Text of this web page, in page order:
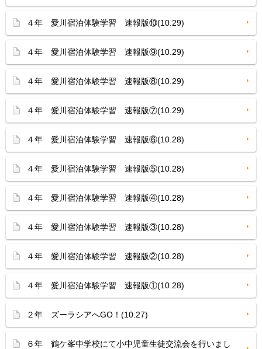
４年 愛川宿泊体験学習 速報版⑩(10.29)
４年 愛川宿泊体験学習 速報版⑨(10.29)
４年 愛川宿泊体験学習 速報版⑧(10.29)
４年 愛川宿泊体験学習 速報版⑦(10.29)
４年 愛川宿泊体験学習 速報版⑥(10.28)
４年 愛川宿泊体験学習 速報版⑤(10.28)
４年 愛川宿泊体験学習 速報版④(10.28)
４年 愛川宿泊体験学習 速報版③(10.28)
４年 愛川宿泊体験学習 速報版②(10.28)
４年 愛川宿泊体験学習 速報版①(10.28)
２年 ズーラシアへGO！(10.27)
６年 鶴ケ峯中学校にて小中児童生徒交流会を行いまし